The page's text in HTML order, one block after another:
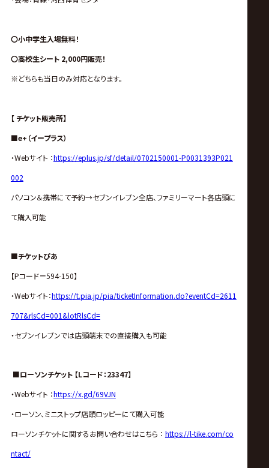
〇小中学生入場無料！
〇高校生シート 2,000円販売！
※どちらも当日のみ対応となります。
【 チケット販売所】
■e+（イープラス）
・Webサイト ：https://eplus.jp/sf/detail/0702150001-P0031393P021
002
パソコン＆携帯にて予約→セブンイレブン全店、ファミリーマート各店頭に
て購入可能
■チケットぴあ
【Pコード＝594-150】
・Webサイト：https://t.pia.jp/pia/ticketInformation.do?eventCd=2611
707&rlsCd=001&lotRlsCd=
・セブンイレブンでは店頭端末での直接購入も可能
■ローソンチケット 【Lコード：23347】
・Webサイト ：https://x.gd/69VJN
・ローソン、ミニストップ店頭ロッピーにて購入可能
ローソンチケットに関するお問い合わせはこちら ： https://l-tike.com/co
ntact/